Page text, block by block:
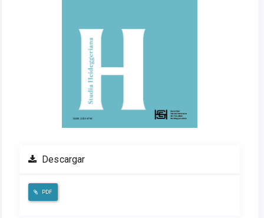
Descargar
PDF